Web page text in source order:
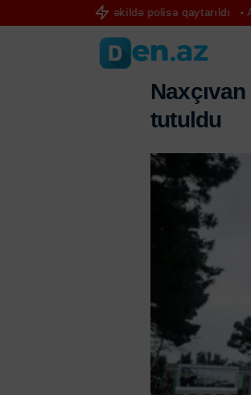
şəkildə polisə qaytarıldı ABŞ
Naxçıvan
tutuldu